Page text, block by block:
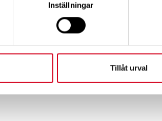
Inställningar
Tillåt urval